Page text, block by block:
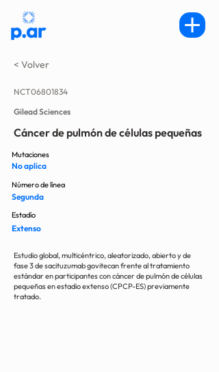
< Volver
NCT06801834
Gilead Sciences
Cáncer de pulmón de células pequeñas
No aplica
Mutaciones
Segunda
Número de línea
Extenso
Estadío
Estudio global, multicéntrico, aleatorizado, abierto y de
fase 3 de sacituzumab govitecan frente al tratamiento
estándar en participantes con cáncer de pulmón de células
pequeñas en estadio extenso (CPCP-ES) previamente
tratado.